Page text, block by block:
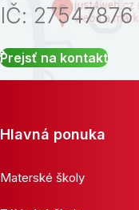
IČ: 27547876
Prejsť na kontakt
Hlavná ponuka
Materské školy